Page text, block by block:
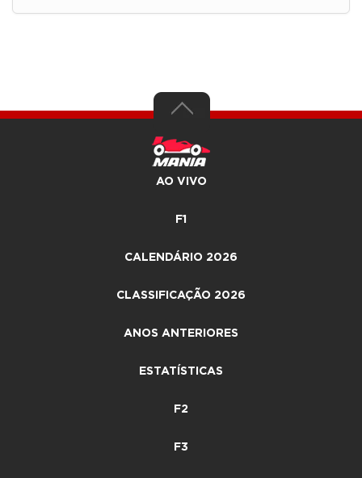
AO VIVO
F1
CALENDÁRIO 2026
CLASSIFICAÇÃO 2026
ANOS ANTERIORES
ESTATÍSTICAS
F2
F3